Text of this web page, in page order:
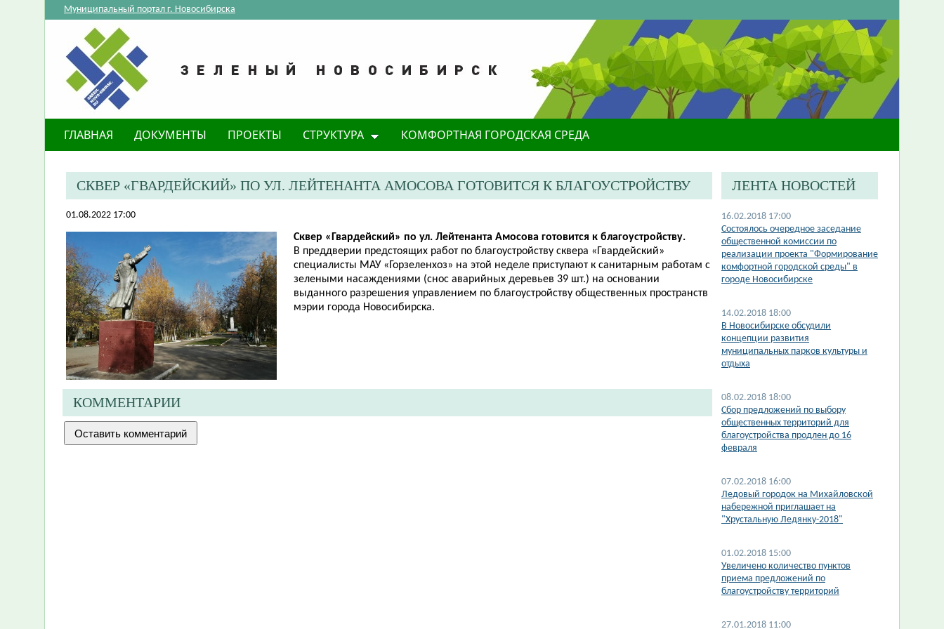
Муниципальный портал г. Новосибирска
ГЛАВНАЯ ДОКУМЕНТЫ ПРОЕКТЫ СТРУКТУРА КОМФОРТНАЯ ГОРОДСКАЯ СРЕДА
​СКВЕР «ГВАРДЕЙСКИЙ» ПО УЛ. ЛЕЙТЕНАНТА АМОСОВА ГОТОВИТСЯ К БЛАГОУСТРОЙСТВУ
01.08.2022 17:00
Сквер «Гвардейский» по ул. Лейтенанта Амосова готовится к благоустройству.
В преддверии предстоящих работ по благоустройству сквера «Гвардейский»
специалисты МАУ «Горзеленхоз» на этой неделе приступают к санитарным работам с
зелеными насаждениями (снос аварийных деревьев 39 шт.) на основании
выданного разрешения управлением по благоустройству общественных пространств
мэрии города Новосибирска.
КОММЕНТАРИИ
ЛЕНТА НОВОСТЕЙ
16.02.2018 17:00
Состоялось очередное заседание
общественной комиссии по
реализации проекта "Формирование
комфортной городской среды" в
городе Новосибирске
14.02.2018 18:00
В Новосибирске обсудили
концепции развития
муниципальных парков культуры и
отдыха
08.02.2018 18:00
Сбор предложений по выбору
общественных территорий для
благоустройства продлен до 16
февраля
07.02.2018 16:00
Ледовый городок на Михайловской
набережной приглашает на
"Хрустальную Ледянку-2018"
01.02.2018 15:00
Увеличено количество пунктов
приема предложений по
благоустройству территорий
27.01.2018 11:00